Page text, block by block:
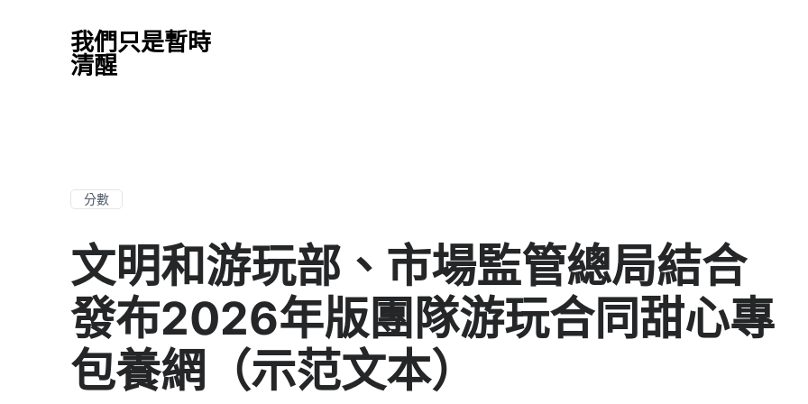
我們只是暫時
清醒
分數
文明和游玩部、市場監管總局結合
發布2026年版團隊游玩合同甜心專
包養網（示范文本）